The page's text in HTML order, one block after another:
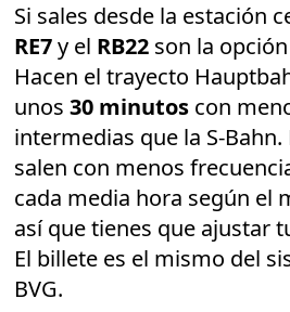
Si sales desde la estación
RE7y el RB22 son la
Hacen el trayecto
unos30 minutos con
intermedias que la S-Bahn.
salen con menos
cada media hora según el
así que tienes que ajustar
El billete es el mismo del
BVG.